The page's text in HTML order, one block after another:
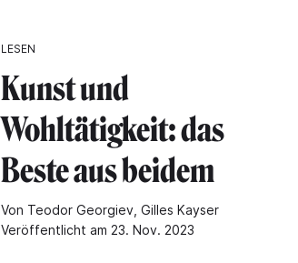
LESEN
Kunst und
Wohltätigkeit: das
Beste aus beidem
Von Teodor Georgiev, Gilles Kayser
Veröffentlicht am 23. Nov. 2023